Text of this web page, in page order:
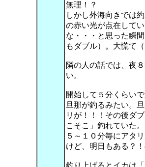
無理！？
しかし外海向きでは
の赤い光が点在して
な・・・と思った瞬
もダブル）。大慌て
隣の人の話では、夜
い。
開始して５分くらい
旦那が釣るみたい。
リが！！！その後ダ
こそこ」釣れていた。
５～１０分毎にアタ
けど、明日もある？
釣り上げるとイカは